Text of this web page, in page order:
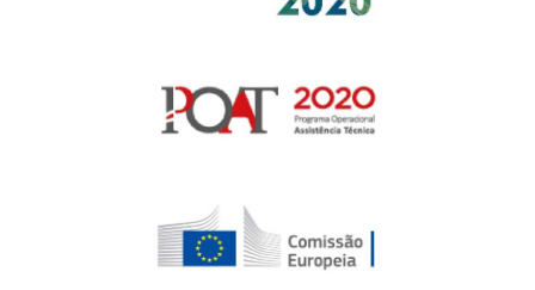
Gerir o Consentimento de
Para fornecer as melhores experiências, usamos tecnologias como
cookies para armazenar e/ou aceder a informações do dispositivo.
Consentir com essas tecnologias nos permitirá processar dados, como
comportamento de navegação ou IDs exclusivos neste site. Não consentir